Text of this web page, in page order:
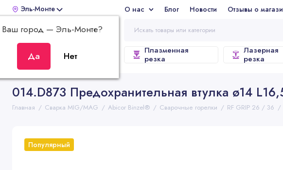
Эль-Монте
Ваш город —Эль-Монте?
О нас Блог Новости Отзывы о магазине
ВСЕ КАТЕГОРИИ
Плазменная
резка
Лазерная
резка
014.D873 Предохранительная втулка ø14
Главная Сварка MIG/MAG Abicor Binzel® Сварочные горелки RF GRIP 26 / 36
Популярный